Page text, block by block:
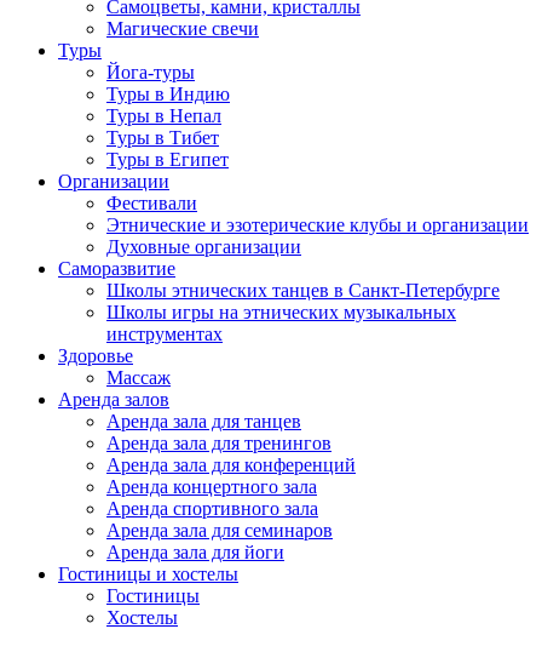
Самоцветы, камни, кристаллы
Магические свечи
Туры
Йога-туры
Туры в Индию
Туры в Непал
Туры в Тибет
Туры в Египет
Организации
Фестивали
Этнические и эзотерические клубы и организации
Духовные организации
Саморазвитие
Школы этнических танцев в Санкт-Петербурге
Школы игры на этнических музыкальных
инструментах
Здоровье
Массаж
Аренда залов
Аренда зала для танцев
Аренда зала для тренингов
Аренда зала для конференций
Аренда концертного зала
Аренда спортивного зала
Аренда зала для семинаров
Аренда зала для йоги
Гостиницы и хостелы
Гостиницы
Хостелы